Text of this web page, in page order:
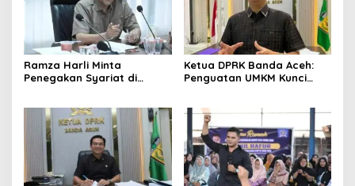
Ramza Harli Minta
Penegakan Syariat di
Ketua DPRK Banda Aceh:
Penguatan UMKM Kunci